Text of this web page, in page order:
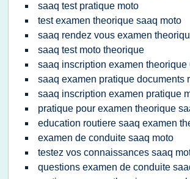
saaq test pratique moto
test examen theorique saaq moto
saaq rendez vous examen
saaq test moto theorique
saaq inscription examen theorique
saaq examen pratique documents
saaq inscription examen pratique
pratique pour examen theorique
education routiere saaq examen
examen de conduite saaq moto
testez vos connaissances saaq
questions examen de conduite